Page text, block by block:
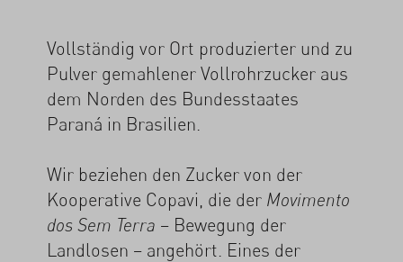
Vollständig vor Ort produzierter und zu
Pulver gemahlener Vollrohrzucker aus
dem Norden des Bundesstaates
Paraná in Brasilien.
Wir beziehen den Zucker von der
Kooperative Copavi, die der Movimento
dos Sem Terra – Bewegung der
Landlosen – angehört. Eines der